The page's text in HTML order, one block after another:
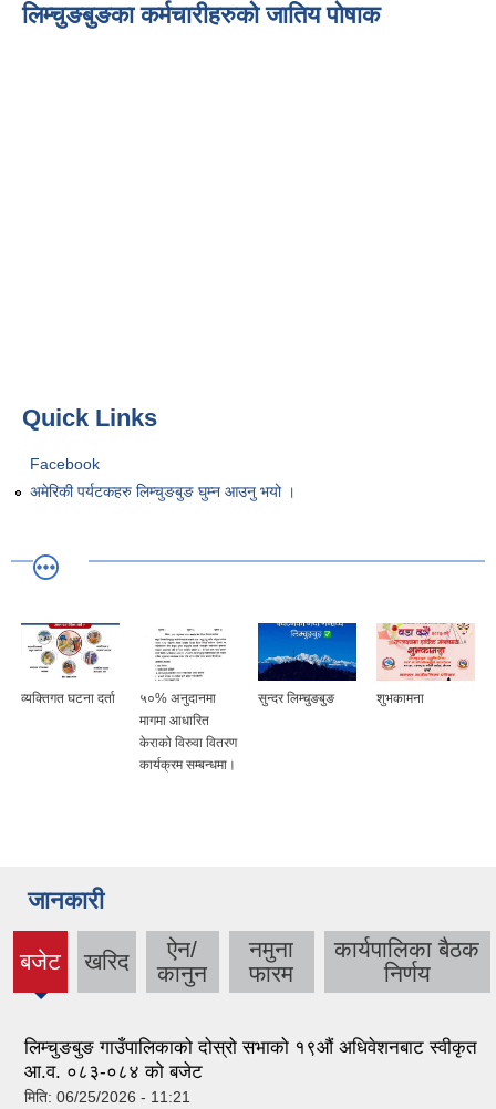
लिम्चुङबुङका कर्मचारीहरुको जातिय पोषाक
Quick Links
Facebook
अमेरिकी पर्यटकहरु लिम्चुङबुङ घुम्न आउनु भयो ।
व्यक्तिगत घटना दर्ता
५०% अनुदानमा
मागमा आधारित
केराको विरुवा वितरण
कार्यक्रम सम्बन्धमा।
सुन्दर लिम्चुङबुङ शुभकामना
जानकारी
बजेट
(active
tab)
खरिद
ऐन/
कानुन
नमुना
फारम
कार्यपालिका बैठक
निर्णय
लिम्चुङबुङ गाउँपालिकाको दोस्रो सभाको १९औं अधिवेशनबाट स्वीकृत
आ.व. ०८३-०८४ को बजेट
मिति: 06/25/2026 - 11:21